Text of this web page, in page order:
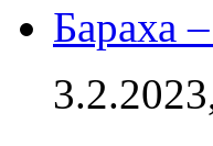
Бараха